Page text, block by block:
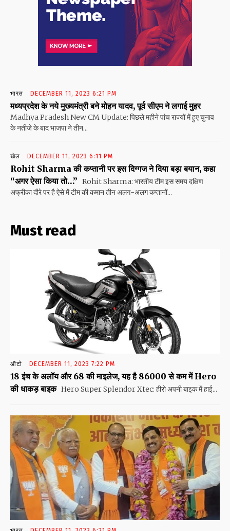
भारत DECEMBER 11, 2023 6:21 PM
मध्यप्रदेश के नये मुख्यमंत्री बने मोहन यादव, पूर्व सीएम ने लगाई मुहर
Madhya Pradesh New CM Update: पिछले महीने पांच राज्यों में हुए चुनाव
के नतीजे के बाद भाजपा ने तीन...
खेल DECEMBER 11, 2023 6:11 PM
Rohit Sharma की कप्तानी पर इस दिग्गज ने दिया बड़ा बयान, कहा
“अगर ऐसा किया तो…” Rohit Sharma: भारतीय टीम इस समय दक्षिण
अफ्रीका दौरे पर है ऐसे में टीम की कमान तीन अलग-अलग कप्तानों...
Must read
ऑटो DECEMBER 11, 2023 7:22 PM
18 इंच के अलॉय और 68 की माइलेज, यह है 86000 से कम में Hero
की धाकड़ बाइक Hero Super Splendor Xtec: हीरो अपनी बाइक में हाई...